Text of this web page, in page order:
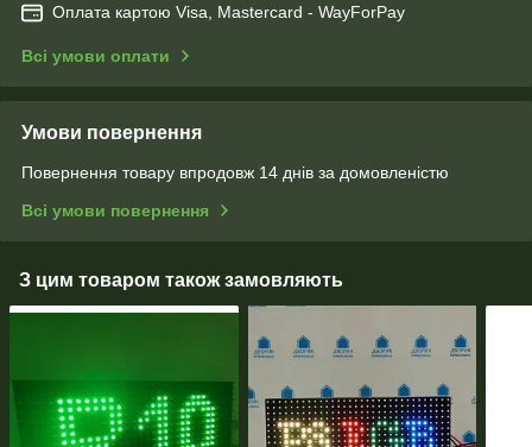
Оплата картою Visa, Mastercard - WayForPay
Всі умови оплати
Умови повернення
Повернення товару впродовж 14 днів за домовленістю
Всі умови повернення
З цим товаром також замовляють